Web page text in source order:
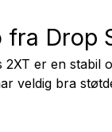
fra Drop
2XT er en stabil
veldig bra